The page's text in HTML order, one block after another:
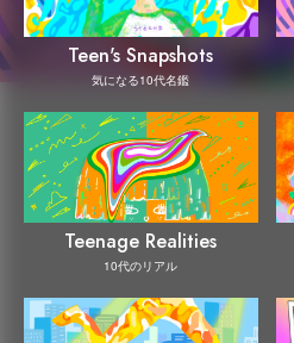
Teen's Snapshots
気になる10代名鑑
Teenage Realities
10代のリアル